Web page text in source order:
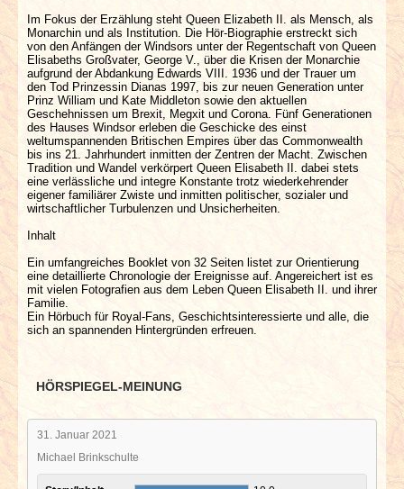
Im Fokus der Erzählung steht Queen Elizabeth II. als Mensch, als
Monarchin und als Institution. Die Hör-Biographie erstreckt sich
von den Anfängen der Windsors unter der Regentschaft von Queen
Elisabeths Großvater, George V., über die Krisen der Monarchie
aufgrund der Abdankung Edwards VIII. 1936 und der Trauer um
den Tod Prinzessin Dianas 1997, bis zur neuen Generation unter
Prinz William und Kate Middleton sowie den aktuellen
Geschehnissen um Brexit, Megxit und Corona. Fünf Generationen
des Hauses Windsor erleben die Geschicke des einst
weltumspannenden Britischen Empires über das Commonwealth
bis ins 21. Jahrhundert inmitten der Zentren der Macht. Zwischen
Tradition und Wandel verkörpert Queen Elisabeth II. dabei stets
eine verlässliche und integre Konstante trotz wiederkehrender
eigener familiärer Zwiste und inmitten politischer, sozialer und
wirtschaftlicher Turbulenzen und Unsicherheiten.
Inhalt
Ein umfangreiches Booklet von 32 Seiten listet zur Orientierung
eine detaillierte Chronologie der Ereignisse auf. Angereichert ist es
mit vielen Fotografien aus dem Leben Queen Elisabeth II. und ihrer
Familie.
Ein Hörbuch für Royal-Fans, Geschichtsinteressierte und alle, die
sich an spannenden Hintergründen erfreuen.
HÖRSPIEGEL-MEINUNG
31. Januar 2021
Michael Brinkschulte